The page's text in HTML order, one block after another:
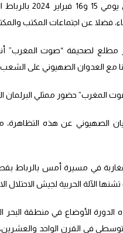
يحتضن مجلس
فضلا عن اجتماعات المكتب
لصحيفة “صوت المغرب” أنه
مع العدوان الصهيوني على
المغرب” حضور ممثلي البرلمان
الصهيوني عن هذه
في مسيرة أمس بالرباط
الآلة الحربية لجيش الاحتلال
الأوضاع في منطقة البحر
في القرن الواحد